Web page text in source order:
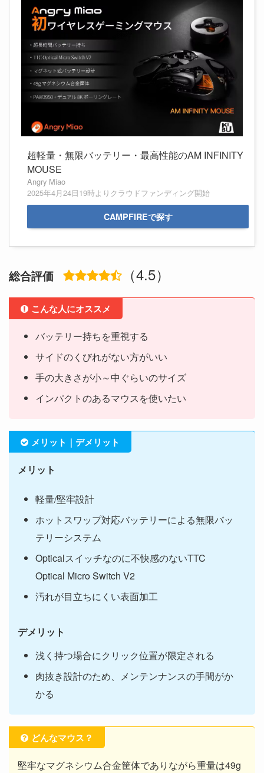
超軽量・無限バッテリー・最高性能のAM INFINITY
MOUSE
Angry Miao
2025年4月24日19時よりクラウドファンディング開始
CAMPFIREで探す
総合評価 （4.5）
こんな人にオススメ
バッテリー持ちを重視する
サイドのくびれがない方がいい
手の大きさが小～中ぐらいのサイズ
インパクトのあるマウスを使いたい
メリット｜デメリット
メリット
軽量/堅牢設計
ホットスワップ対応バッテリーによる無限バッ
テリーシステム
Opticalスイッチなのに不快感のないTTC
Optical Micro Switch V2
汚れが目立ちにくい表面加工
デメリット
浅く持つ場合にクリック位置が限定される
肉抜き設計のため、メンテンナンスの手間がか
かる
どんなマウス？
堅牢なマグネシウム合金筐体でありながら重量は49g